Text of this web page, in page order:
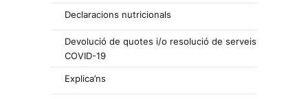
Declaracions nutricionals
Devolució de quotes i/o resolució de serveis
COVID-19
Explica’ns